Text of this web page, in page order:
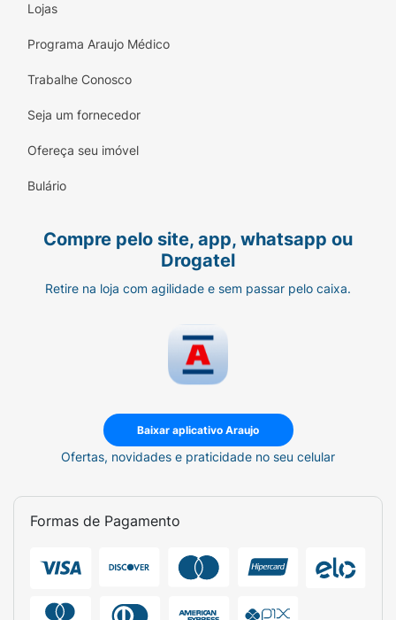
Lojas
Programa Araujo Médico
Trabalhe Conosco
Seja um fornecedor
Ofereça seu imóvel
Bulário
Compre pelo site, app, whatsapp ou
Drogatel
Retire na loja com agilidade e sem passar pelo caixa.
Baixar aplicativo Araujo
Ofertas, novidades e praticidade no seu celular
Formas de Pagamento